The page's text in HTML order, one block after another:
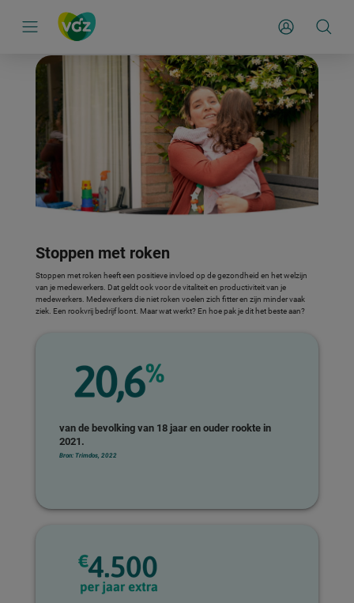
Mijn Zakelijk
Stoppen met roken
Stoppen met roken heeft een positieve invloed op de gezondheid en het welzijn
van je medewerkers. Dat geldt ook voor de vitaliteit en productiviteit van je
medewerkers. Medewerkers die niet roken voelen zich fitter en zijn minder vaak
ziek. Een rookvrij bedrijf loont. Maar wat werkt? En hoe pak je dit het beste aan?
van de bevolking van 18 jaar en ouder rookte in
2021.
Bron: Trimdos, 2022